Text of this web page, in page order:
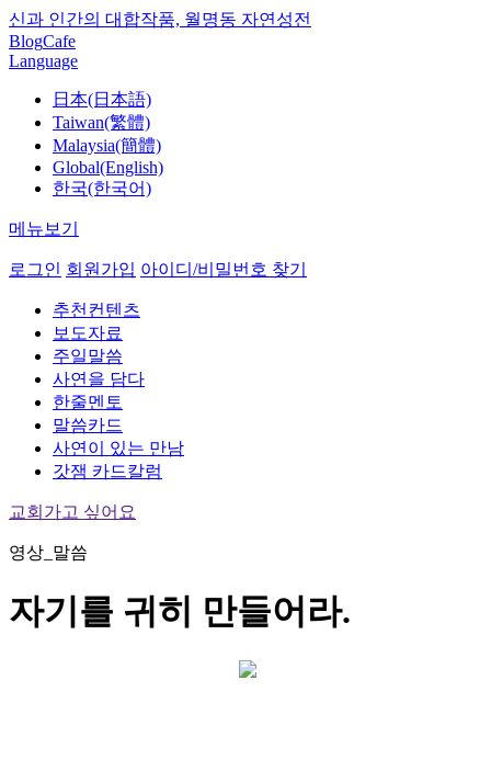
신과 인간의 대합작품, 월명동 자연성전
BlogCafe
Language
日本(日本語)
Taiwan(繁體)
Malaysia(簡體)
Global(English)
한국(한국어)
메뉴보기
로그인 회원가입 아이디/비밀번호 찾기
추천컨텐츠
보도자료
주일말씀
사연을 담다
한줄멘토
말씀카드
사연이 있는 만남
갓잼 카드칼럼
교회가고 싶어요
영상_말씀
자기를 귀히 만들어라.